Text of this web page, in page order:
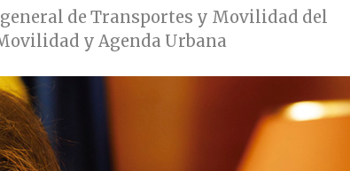
de Transportes y Movilidad del
y Agenda Urbana